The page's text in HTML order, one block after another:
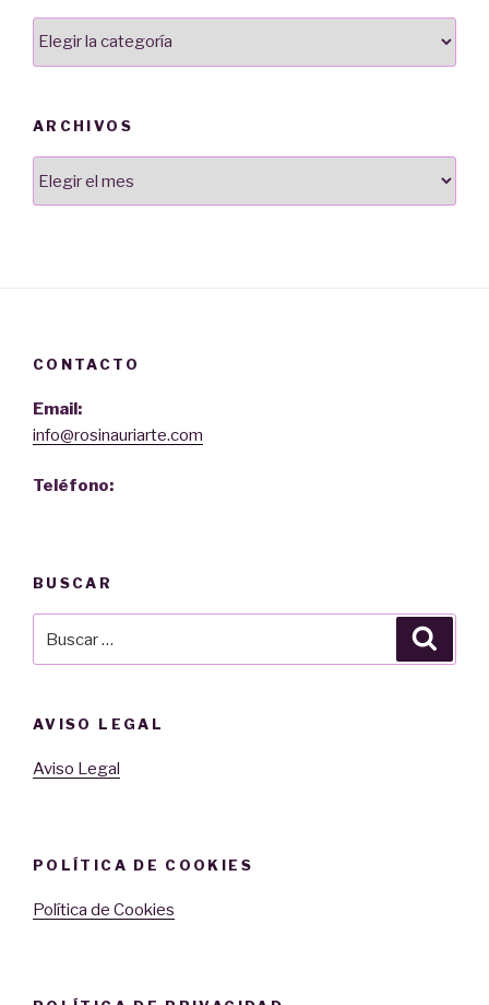
ARCHIVOS
CONTACTO
Email:
info@rosinauriarte.com
Teléfono:
BUSCAR
AVISO LEGAL
Aviso Legal
POLÍTICA DE COOKIES
Política de Cookies